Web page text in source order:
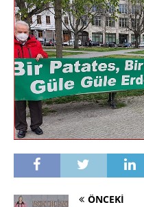
ÖNCEKI